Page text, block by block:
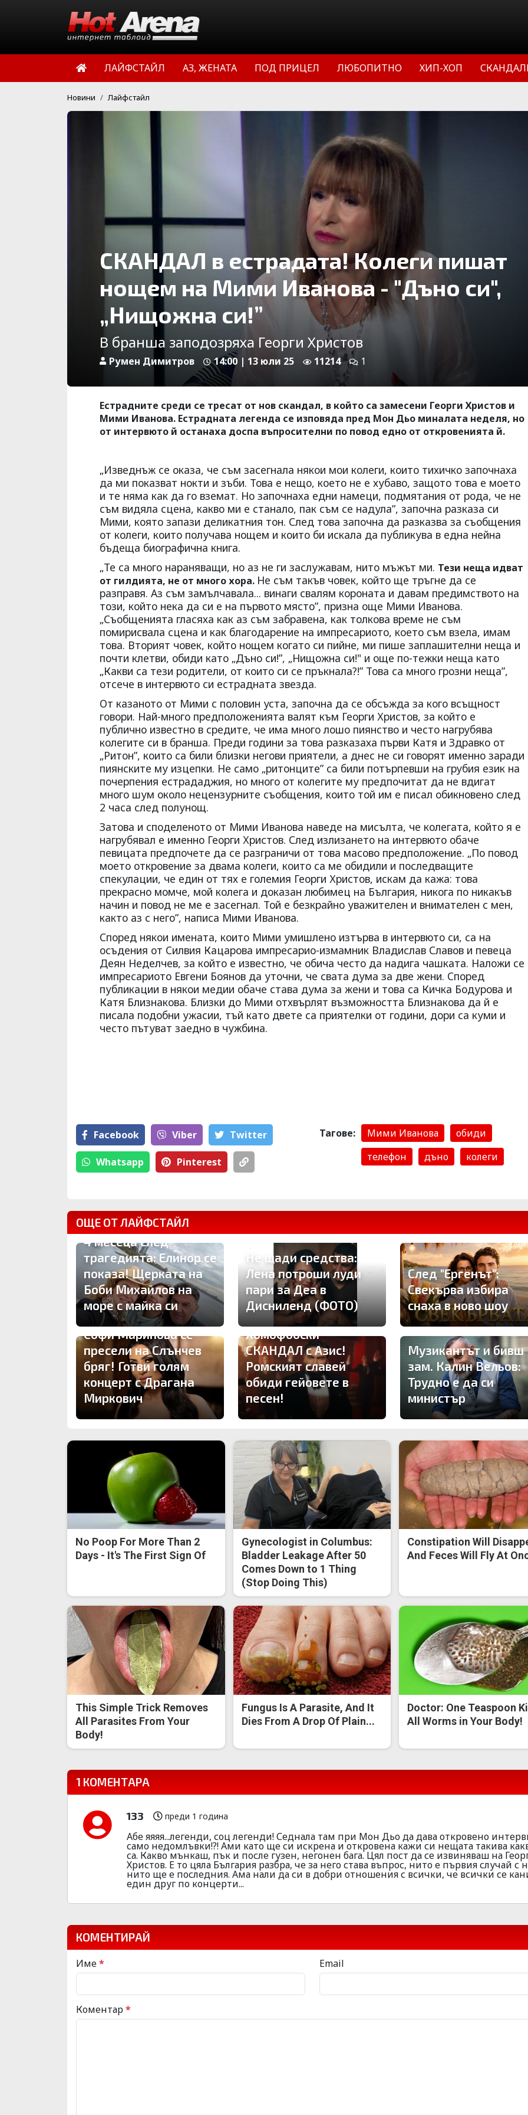
ЛАЙФСТАЙЛ АЗ, ЖЕНАТА ПОД ПРИЦЕЛ ЛЮБОПИТНО ХИП-ХОП
Новини Лайфстайл
СКАНДАЛ в естрадата! Колеги пишат
нощем на Мими Иванова - "Дъно си",
„Нищожна си!”
В бранша заподозряха Георги Христов
Румен Димитров 14:00 | 13 юли 25 11214 1
Естрадните среди се тресат от нов скандал, в който са замесени Георги Христов и
Мими Иванова. Естрадната легенда се изповяда пред Мон Дьо миналата неделя, но
от интервюто й останаха доспа въпросителни по повод едно от откровенията й.
„Изведнъж се оказа, че съм засегнала някои мои колеги, които тихичко започнаха
да ми показват нокти и зъби. Това е нещо, което не е хубаво, защото това е моето
и те няма как да го вземат. Но започнаха едни намеци, подмятания от рода, че не
съм видяла сцена, какво ми е станало, пак съм се надула”, започна разказа си
Мими, която запази деликатния тон. След това започна да разказва за съобщения
от колеги, които получава нощем и които би искала да публикува в една нейна
бъдеща биографична книга.
„Те са много нараняващи, но аз не ги заслужавам, нито мъжът ми. Тези неща идват
от гилдията, не от много хора. Не съм такъв човек, който ще тръгне да се
разправя. Аз съм замълчавала... винаги свалям короната и давам предимството на
този, който нека да си е на първото място”, призна още Мими Иванова.
„Съобщенията гласяха как аз съм забравена, как толкова време не съм
помирисвала сцена и как благодарение на импресариото, което съм взела, имам
това. Вторият човек, който нощем когато си пийне, ми пише заплашителни неща и
почти клетви, обиди като „Дъно си!”, „Нищожна си!" и още по-тежки неща като
„Какви са тези родители, от които си се пръкнала?!” Това са много грозни неща”,
отсече в интервюто си естрадната звезда.
От казаното от Мими с половин уста, започна да се обсъжда за кого всъщност
говори. Най-много предположенията валят към Георги Христов, за който е
публично известно в средите, че има много лошо пиянство и често нагрубява
колегите си в бранша. Преди години за това разказаха първи Катя и Здравко от
„Ритон”, които са били близки негови приятели, а днес не си говорят именно заради
пиянските му изцепки. Не само „ритонците” са били потърпевши на грубия език на
почерпения естрададжия, но много от колегите му предпочитат да не вдигат
много шум около нецензурните съобщения, които той им е писал обикновено след
2 часа след полунощ.
Затова и споделеното от Мими Иванова наведе на мисълта, че колегата, който я е
нагрубявал е именно Георги Христов. След излизането на интервюто обаче
певицата предпочете да се разграничи от това масово предположение. „По повод
моето откровение за двама колеги, които са ме обидили и последващите
спекулации, че един от тях е големия Георги Христов, искам да кажа: това
прекрасно момче, мой колега и доказан любимец на България, никога по никакъв
начин и повод не ме е засегнал. Той е безкрайно уважителен и внимателен с мен,
както аз с него”, написа Мими Иванова.
Според някои имената, които Мими умишлено изтърва в интервюто си, са на
осъдения от Силвия Кацарова импресарио-измамник Владислав Славов и певеца
Деян Неделчев, за който е известно, че обича често да надига чашката. Наложи се
импресариото Евгени Боянов да уточни, че свата дума за две жени. Според
публикации в някои медии обаче става дума за жени и това са Кичка Бодурова и
Катя Близнакова. Близки до Мими отхвърлят възможността Близнакова да й е
писала подобни ужасии, тъй като двете са приятелки от години, дори са куми и
често пътуват заедно в чужбина.
Facebook Viber Тwitter
Whatsapp Pinterest
Тагове: Мими Иванова
обиди
телефон
дъно колеги
ОЩЕ ОТ ЛАЙФСТАЙЛ
4 месеца след
трагедията: Елинор се
показа! Щерката на
Боби Михайлов на
море с майка си
Не щади средства:
Лена потроши луди
пари за Деа в
Дисниленд (ФОТО)
След "Ергенът":
Свекърва избира
снаха в ново шоу
Софи Маринова се
пресели на Слънчев
бряг! Готви голям
концерт с Драгана
Миркович
Хомофобски
СКАНДАЛ с Азис!
Ромският славей
обиди гейовете в
песен!
Музикантът и бивш
зам. Калин Вельов:
Трудно е да си
министър
No Poop For More Than 2
Days - It's The First Sign Of
Gynecologist in Columbus:
Bladder Leakage After 50
Comes Down to 1 Thing
(Stop Doing This)
Constipation Will
And Feces Will Fly At
This Simple Trick Removes
All Parasites From Your
Body!
Fungus Is A Parasite, And It
Dies From A Drop Of Plain...
Doctor: One Teaspoon
All Worms in Your Body!
1 КОМЕНТАРА
133 преди 1 година
Абе яяяя...легенди, соц легенди! Седнала там при Мон Дьо да дава откровено
само недомлъвки!?! Ами като ще си искрена и откровена кажи си нещата такива
са. Какво мънкаш, пък и после гузен, негонен бага. Цял пост да се извиняваш на
Христов. Е то цяла България разбра, че за него става въпрос, нито е първия случай с
нито ще е последния. Ама нали да си в добри отношения с всички, че всички се
един друг по концерти...
КОМЕНТИРАЙ
Име* Email
Коментар*